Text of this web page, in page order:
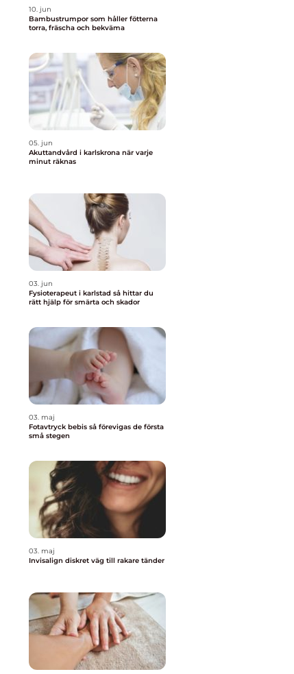
10. jun
Bambustrumpor som håller fötterna
torra, fräscha och bekväma
05. jun
Akuttandvård i karlskrona när varje
minut räknas
03. jun
Fysioterapeut i karlstad så hittar du
rätt hjälp för smärta och skador
03. maj
Fotavtryck bebis så förevigas de första
små stegen
03. maj
Invisalign diskret väg till rakare tänder